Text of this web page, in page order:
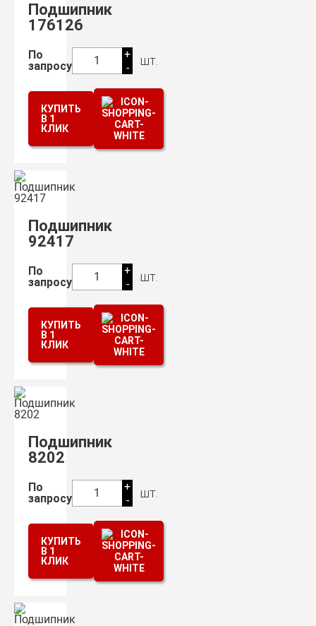
Подшипник
176126
По
запросу
1
+
-
шт.
КУПИТЬ
В 1
КЛИК
Подшипник
92417
По
запросу
1
+
-
шт.
КУПИТЬ
В 1
КЛИК
Подшипник
8202
По
запросу
1
+
-
шт.
КУПИТЬ
В 1
КЛИК